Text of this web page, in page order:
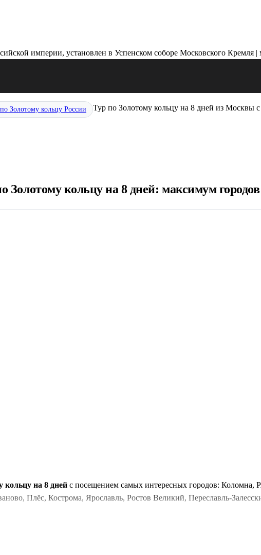
Золотому кольцу России Тур по Золотому кольцу на 8 дней из Москвы
Золотому кольцу на 8 дней: максимум городов
кольцу на 8 дней с посещением самых интересных городов:
Плёс, Кострома, Ярославль, Ростов Великий, Переславль-